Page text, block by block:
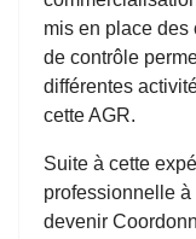
mis en place des
de contrôle
différentes
cette AGR.
Suite à cette
professionnelle à
devenir